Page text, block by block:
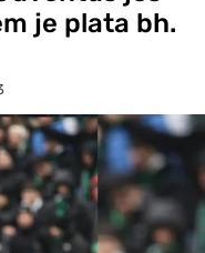
je plata bh.